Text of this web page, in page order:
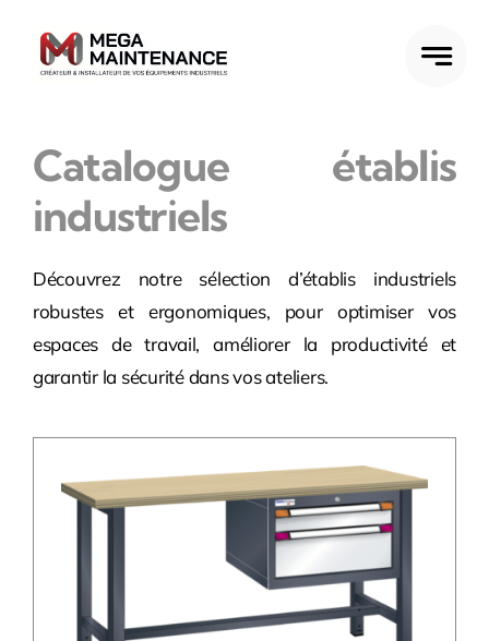
contenu
Catalogue établis
industriels
Découvrez notre sélection d’établis industriels
robustes et ergonomiques, pour optimiser vos
espaces de travail, améliorer la productivité et
garantir la sécurité dans vos ateliers.